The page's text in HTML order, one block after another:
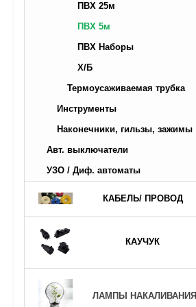
ПВХ 25м
ПВХ 5м
ПВХ Наборы
Х/Б
Термоусаживаемая трубка
Инструменты
Наконечники, гильзы, зажимы
Авт. выключатели
УЗО / Диф. автоматы
КАБЕЛЬ/ ПРОВОД
КАУЧУК
ЛАМПЫ НАКАЛИВАНИЯ